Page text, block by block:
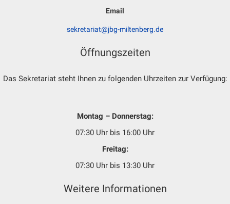
Email
sekretariat@jbg-miltenberg.de
Öffnungszeiten
Das Sekretariat steht Ihnen zu folgenden Uhrzeiten zur Verfügung:
Montag – Donnerstag:
07:30 Uhr bis 16:00 Uhr
Freitag:
07:30 Uhr bis 13:30 Uhr
Weitere Informationen